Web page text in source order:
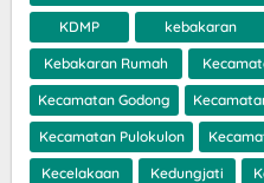
KDMP kebakaran
Kebakaran Rumah
Kecamatan Godong
Kecamatan Pulokulon
Kecelakaan Kedungjati